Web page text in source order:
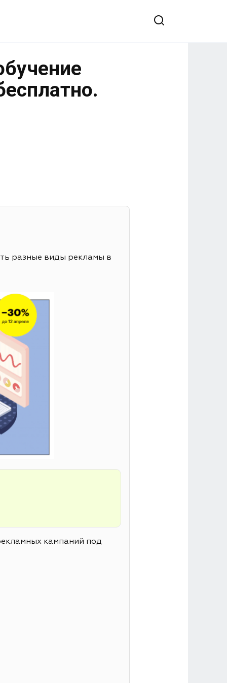
разные виды рекламы в
кампаний под